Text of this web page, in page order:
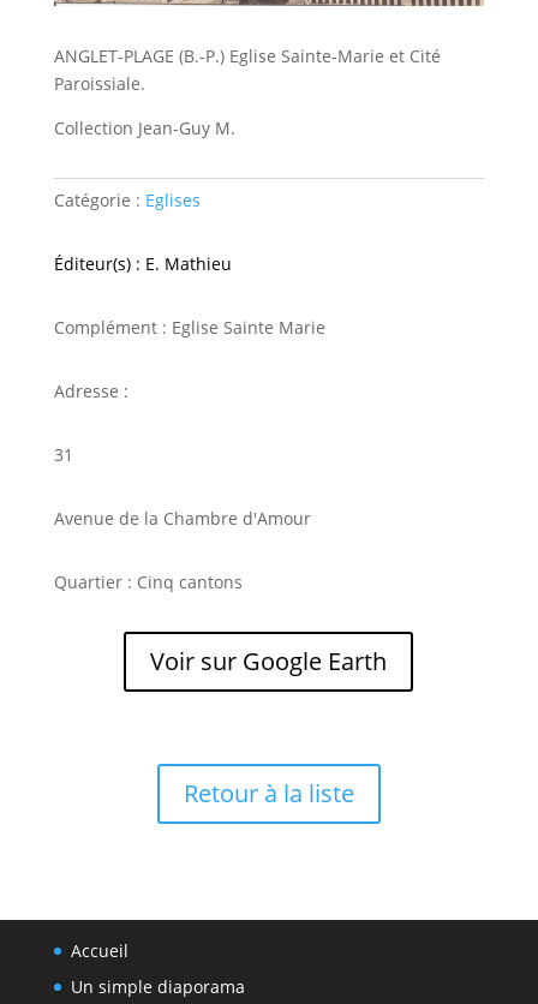
ANGLET-PLAGE (B.-P.) Eglise Sainte-Marie et Cité
Paroissiale.
Collection Jean-Guy M.
Catégorie : Eglises
Éditeur(s) : E. Mathieu
Complément : Eglise Sainte Marie
Adresse :
31
Avenue de la Chambre d'Amour
Quartier : Cinq cantons
Voir sur Google Earth
Retour à la liste
Accueil
Un simple diaporama